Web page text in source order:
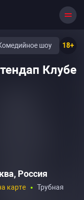
18+
шоу
Клубе
Россия
карте Трубная